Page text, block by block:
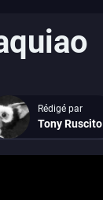
Rédigé par
Tony Ruscito